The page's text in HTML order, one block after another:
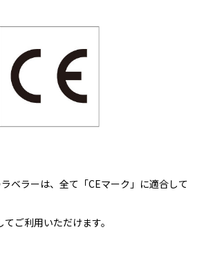
ベラーは、全て「CEマーク」に適合して
ご利用いただけます。